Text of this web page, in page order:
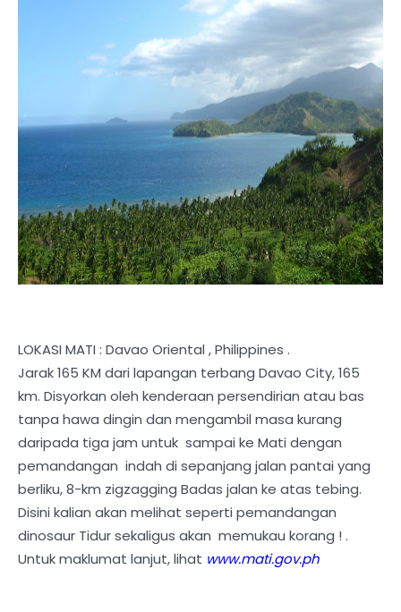
LOKASI MATI : Davao Oriental , Philippines .
Jarak 165 KM dari lapangan terbang Davao City, 165
km. Disyorkan oleh kenderaan persendirian atau bas
tanpa hawa dingin dan mengambil masa kurang
daripada tiga jam untuk sampai ke Mati dengan
pemandangan indah di sepanjang jalan pantai yang
berliku, 8-km zigzagging Badas jalan ke atas tebing.
Disini kalian akan melihat seperti pemandangan
dinosaur Tidur sekaligus akan memukau korang ! .
Untuk maklumat lanjut, lihat www.mati.gov.ph